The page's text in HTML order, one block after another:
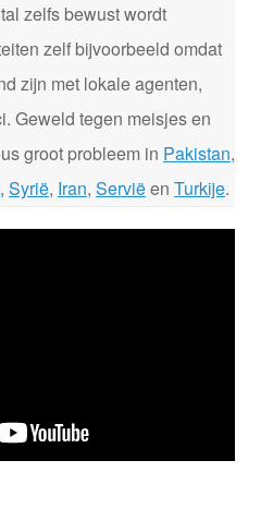
zelfs bewust wordt
zelf bijvoorbeeld omdat
zijn met lokale agenten,
Geweld tegen meisjes en
groot probleem in Pakistan,
, Syrië, Iran, Serviëen Turkije.